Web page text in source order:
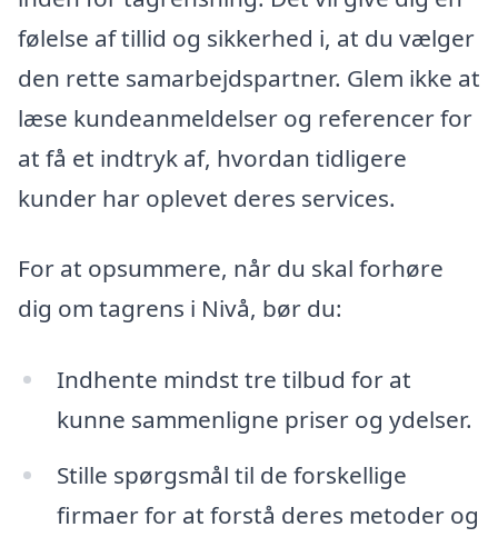
følelse af tillid og sikkerhed i, at du vælger
den rette samarbejdspartner. Glem ikke at
læse kundeanmeldelser og referencer for
at få et indtryk af, hvordan tidligere
kunder har oplevet deres services.
For at opsummere, når du skal forhøre
dig om tagrens i Nivå, bør du:
Indhente mindst tre tilbud for at
kunne sammenligne priser og ydelser.
Stille spørgsmål til de forskellige
firmaer for at forstå deres metoder og